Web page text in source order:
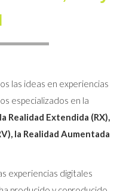
las ideas en experiencias
especializados en la
Realidad Extendida (RX),
la Realidad Aumentada
experiencias digitales